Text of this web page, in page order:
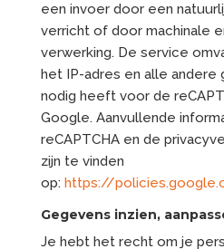
een invoer door een
verricht of door machinale
verwerking. De service
het IP-adres en alle andere
nodig heeft voor de
Google. Aanvullende
reCAPTCHA en de
zijn te vinden
op: https://
Gegevens inzien,
Je hebt het recht om je